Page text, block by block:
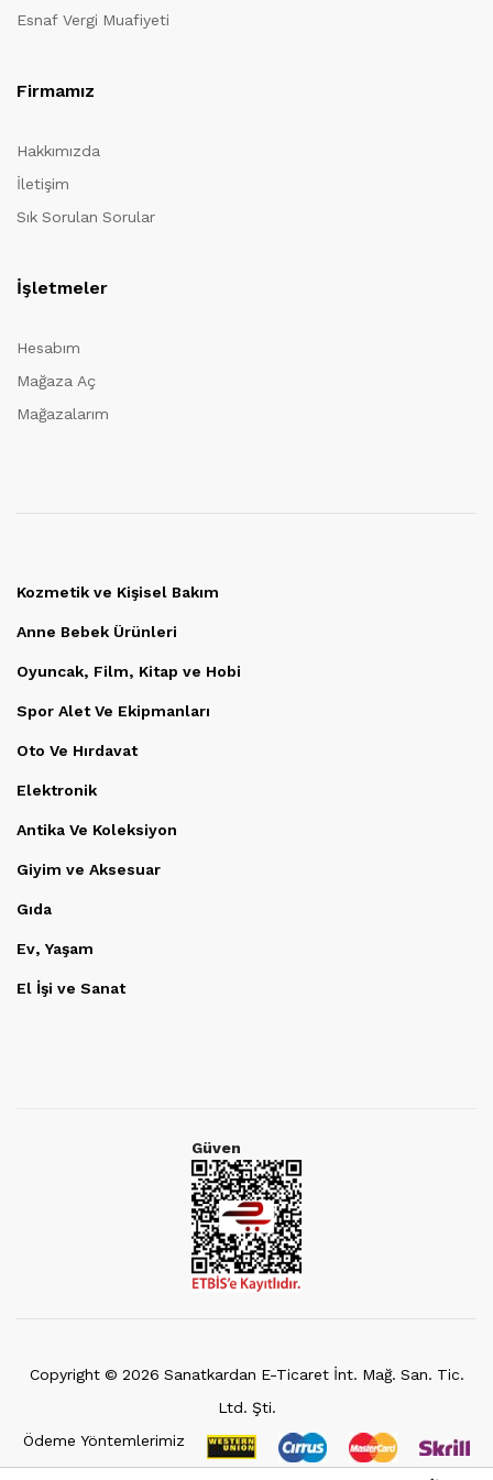
Esnaf Vergi Muafiyeti
Firmamız
Hakkımızda
İletişim
Sık Sorulan Sorular
İşletmeler
Hesabım
Mağaza Aç
Mağazalarım
Kozmetik ve Kişisel Bakım
Anne Bebek Ürünleri
Oyuncak, Film, Kitap ve Hobi
Spor Alet Ve Ekipmanları
Oto Ve Hırdavat
Elektronik
Antika Ve Koleksiyon
Giyim ve Aksesuar
Gıda
Ev, Yaşam
El İşi ve Sanat
Güven
Copyright © 2026 Sanatkardan E-Ticaret İnt. Mağ. San. Tic.
Ltd. Şti.
Ödeme Yöntemlerimiz